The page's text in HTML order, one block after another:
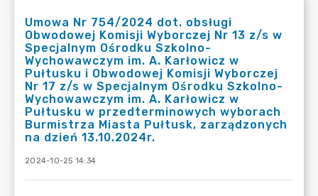
Umowa Nr 754/2024 dot. obsługi
Obwodowej Komisji Wyborczej Nr 13 z/s w
Specjalnym Ośrodku Szkolno-
Wychowawczym im. A. Karłowicz w
Pułtusku i Obwodowej Komisji Wyborczej
Nr 17 z/s w Specjalnym Ośrodku Szkolno-
Wychowawczym im. A. Karłowicz w
Pułtusku w przedterminowych wyborach
Burmistrza Miasta Pułtusk, zarządzonych
na dzień 13.10.2024r.
2024-10-25 14:34